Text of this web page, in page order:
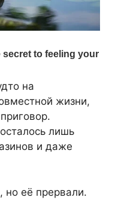
на
жизни,
лишь
и даже
её прервали.